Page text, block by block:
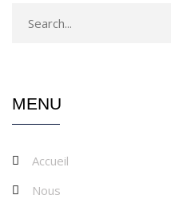
MENU
Accueil
Nous